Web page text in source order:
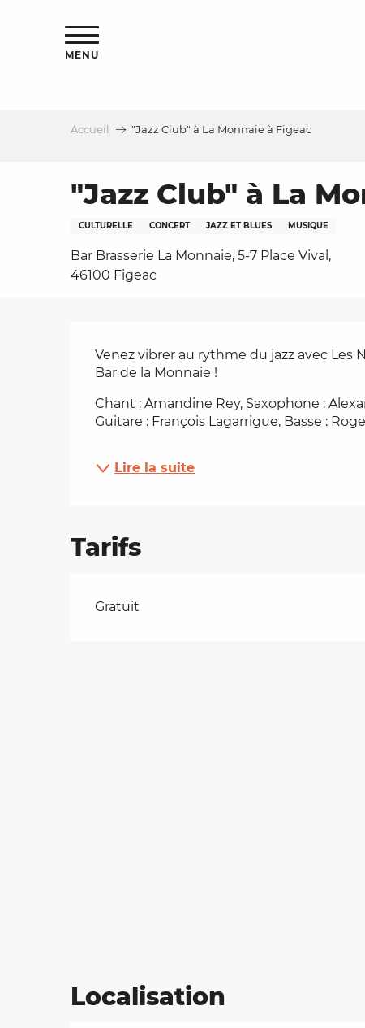
MENU
Accueil "Jazz Club" à La Monnaie à Figeac
"Jazz Club" à La
CULTURELLE CONCERT JAZZ ET BLUES MUSIQUE
Bar Brasserie La Monnaie, 5-7 Place Vival,
46100 Figeac
Description
Venez vibrer au rythme du jazz avec Les
Bar de la Monnaie !
Chant : Amandine Rey, Saxophone :
Guitare : François Lagarrigue, Basse :
Lire la suite
Tarifs
Tarifs 2026
Gratuit
Localisation